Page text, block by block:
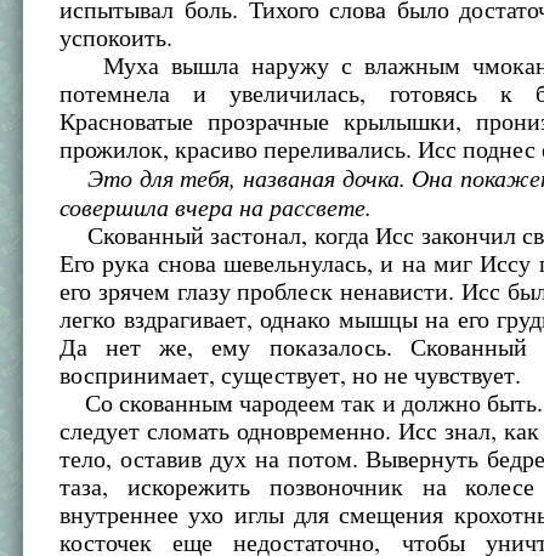
испытывал боль. Тихого слова было
успокоить.
Муха вышла наружу с влажным
потемнела и увеличилась, готовясь к
Красноватые прозрачные крылышки,
прожилок, красиво переливались. Исс поднес
Это для тебя, названая дочка. Она
совершила вчера на рассвете.
Скованный застонал, когда Исс закончил
Его рука снова шевельнулась, и на миг
его зрячем глазу проблеск ненависти. Исс
легко вздрагивает, однако мышцы на его
Да нет же, ему показалось.
воспринимает, существует, но не чувствует.
Со скованным чародеем так и должно
следует сломать одновременно. Исс знал,
тело, оставив дух на потом. Вывернуть
таза, искорежить позвоночник на
внутреннее ухо иглы для смещения
косточек еще недостаточно, чтобы